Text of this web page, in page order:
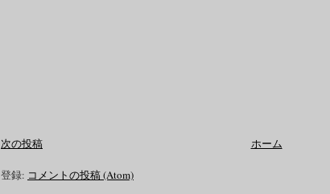
次の投稿 ホーム
登録: コメントの投稿 (Atom)